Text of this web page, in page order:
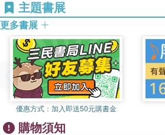
Direct and clearly written, this Concise
through key topics while presenting a
history and practice in Southeast Asian
ideal starting point for students and all
understanding of Southeast Asian
主題書展
更多書展
優惠方式： 加入即送50元購書金
購物須知